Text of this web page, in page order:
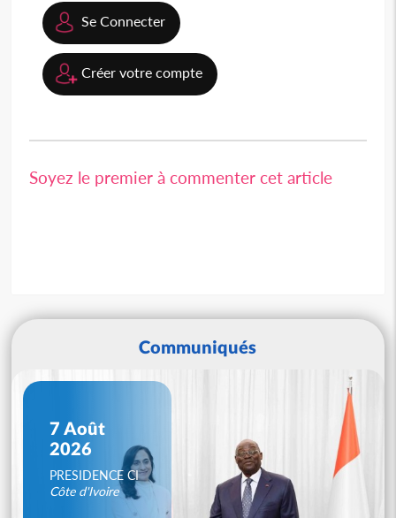
Se Connecter
Créer votre compte
Soyez le premier à commenter cet article
Communiqués
7 Août
2026
PRESIDENCE CI
Côte d'Ivoire